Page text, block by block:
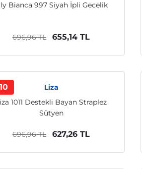
Bianca 997 Siyah İpli Gecelik
696,96 TL 655,14 TL
Liza
1011 Destekli Bayan Straplez
Sütyen
696,96 TL 627,26 TL